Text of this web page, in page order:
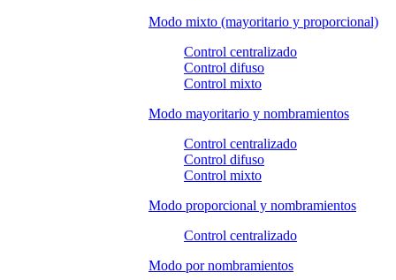
Modo mixto (mayoritario y proporcional)
Control centralizado
Control difuso
Control mixto
Modo mayoritario y nombramientos
Control centralizado
Control difuso
Control mixto
Modo proporcional y nombramientos
Control centralizado
Modo por nombramientos